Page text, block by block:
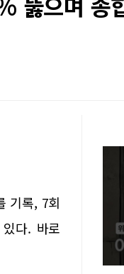
기록, 7회
다. 바로